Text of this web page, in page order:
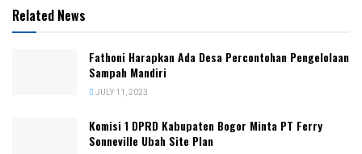
Related News
Fathoni Harapkan Ada Desa Percontohan Pengelolaan
Sampah Mandiri
JULY 11, 2023
Komisi 1 DPRD Kabupaten Bogor Minta PT Ferry
Sonneville Ubah Site Plan